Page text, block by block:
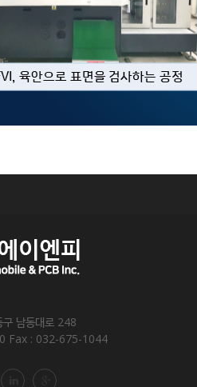
구 남동대로 248
Fax : 032-675-1044